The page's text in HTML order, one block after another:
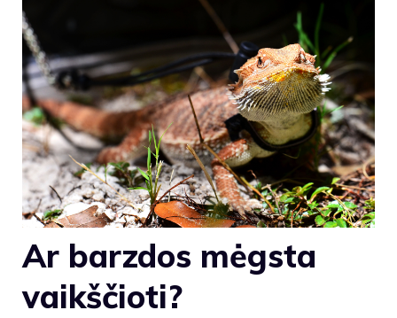
Ar barzdos mėgsta
vaikščioti?